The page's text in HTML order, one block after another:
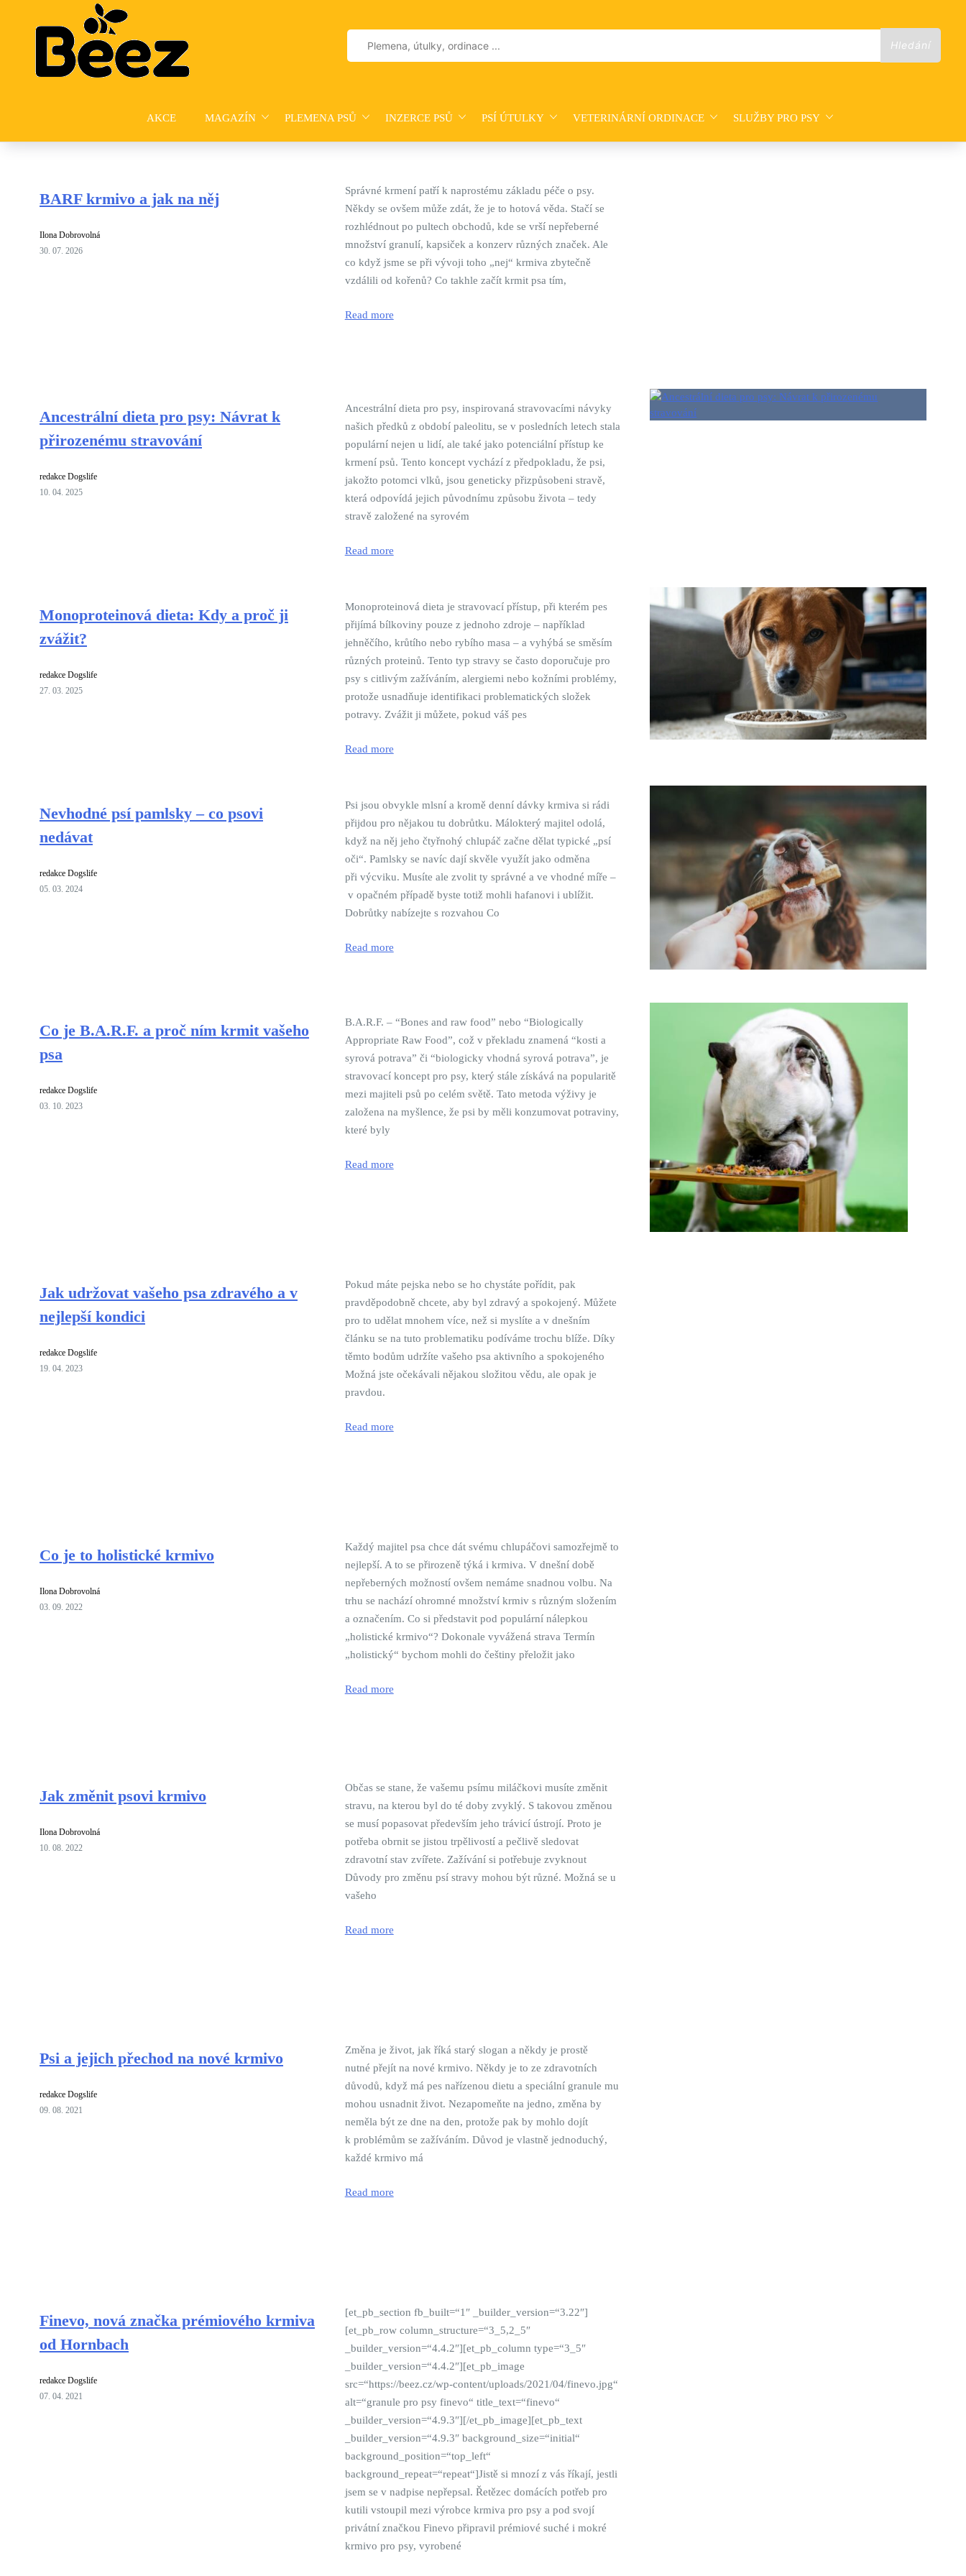
Vyhledávání
AKCE MAGAZÍN PLEMENA PSŮ INZERCE PSŮ PSÍ ÚTULKY VETERINÁRNÍ ORDINACE SLUŽBY PRO PSY
BARF krmivo a jak na něj
Ilona Dobrovolná
30. 07. 2026
Správné krmení patří k naprostému základu péče o psy.
Někdy se ovšem může zdát, že je to hotová věda. Stačí se
rozhlédnout po pultech obchodů, kde se vrší nepřeberné
množství granulí, kapsiček a konzerv různých značek. Ale
co když jsme se při vývoji toho „nej“ krmiva zbytečně
vzdálili od kořenů? Co takhle začít krmit psa tím,
Read more
Ancestrální dieta pro psy: Návrat k
přirozenému stravování
redakce Dogslife
10. 04. 2025
Ancestrální dieta pro psy, inspirovaná stravovacími návyky
našich předků z období paleolitu, se v posledních letech stala
populární nejen u lidí, ale také jako potenciální přístup ke
krmení psů. Tento koncept vychází z předpokladu, že psi,
jakožto potomci vlků, jsou geneticky přizpůsobeni stravě,
která odpovídá jejich původnímu způsobu života – tedy
stravě založené na syrovém
Read more
Monoproteinová dieta: Kdy a proč ji
zvážit?
redakce Dogslife
27. 03. 2025
Monoproteinová dieta je stravovací přístup, při kterém pes
přijímá bílkoviny pouze z jednoho zdroje – například
jehněčího, krůtího nebo rybího masa – a vyhýbá se směsím
různých proteinů. Tento typ stravy se často doporučuje pro
psy s citlivým zažíváním, alergiemi nebo kožními problémy,
protože usnadňuje identifikaci problematických složek
potravy. Zvážit ji můžete, pokud váš pes
Read more
Nevhodné psí pamlsky – co psovi
nedávat
redakce Dogslife
05. 03. 2024
Psi jsou obvykle mlsní a kromě denní dávky krmiva si rádi
přijdou pro nějakou tu dobrůtku. Málokterý majitel odolá,
když na něj jeho čtyřnohý chlupáč začne dělat typické „psí
oči“. Pamlsky se navíc dají skvěle využít jako odměna
při výcviku. Musíte ale zvolit ty správné a ve vhodné míře –
v opačném případě byste totiž mohli hafanovi i ublížit.
Dobrůtky nabízejte s rozvahou Co
Read more
Co je B.A.R.F. a proč ním krmit vašeho
psa
redakce Dogslife
03. 10. 2023
B.A.R.F. – “Bones and raw food” nebo “Biologically
Appropriate Raw Food”, což v překladu znamená “kosti a
syrová potrava” či “biologicky vhodná syrová potrava”, je
stravovací koncept pro psy, který stále získává na popularitě
mezi majiteli psů po celém světě. Tato metoda výživy je
založena na myšlence, že psi by měli konzumovat potraviny,
které byly
Read more
Jak udržovat vašeho psa zdravého a v
nejlepší kondici
redakce Dogslife
19. 04. 2023
Pokud máte pejska nebo se ho chystáte pořídit, pak
pravděpodobně chcete, aby byl zdravý a spokojený. Můžete
pro to udělat mnohem více, než si myslíte a v dnešním
článku se na tuto problematiku podíváme trochu blíže. Díky
těmto bodům udržíte vašeho psa aktivního a spokojeného
Možná jste očekávali nějakou složitou vědu, ale opak je
pravdou.
Read more
Co je to holistické krmivo
Ilona Dobrovolná
03. 09. 2022
Každý majitel psa chce dát svému chlupáčovi samozřejmě to
nejlepší. A to se přirozeně týká i krmiva. V dnešní době
nepřeberných možností ovšem nemáme snadnou volbu. Na
trhu se nachází ohromné množství krmiv s různým složením
a označením. Co si představit pod populární nálepkou
„holistické krmivo“? Dokonale vyvážená strava Termín
„holistický“ bychom mohli do češtiny přeložit jako
Read more
Jak změnit psovi krmivo
Ilona Dobrovolná
10. 08. 2022
Občas se stane, že vašemu psímu miláčkovi musíte změnit
stravu, na kterou byl do té doby zvyklý. S takovou změnou
se musí popasovat především jeho trávicí ústrojí. Proto je
potřeba obrnit se jistou trpělivostí a pečlivě sledovat
zdravotní stav zvířete. Zažívání si potřebuje zvyknout
Důvody pro změnu psí stravy mohou být různé. Možná se u
vašeho
Read more
Psi a jejich přechod na nové krmivo
redakce Dogslife
09. 08. 2021
Změna je život, jak říká starý slogan a někdy je prostě
nutné přejít na nové krmivo. Někdy je to ze zdravotních
důvodů, když má pes nařízenou dietu a speciální granule mu
mohou usnadnit život. Nezapomeňte na jedno, změna by
neměla být ze dne na den, protože pak by mohlo dojít
k problémům se zažíváním. Důvod je vlastně jednoduchý,
každé krmivo má
Read more
Finevo, nová značka prémiového krmiva
od Hornbach
redakce Dogslife
07. 04. 2021
[et_pb_section fb_built=“1″ _builder_version=“3.22″]
[et_pb_row column_structure=“3_5,2_5″
_builder_version=“4.4.2″][et_pb_column type=“3_5″
_builder_version=“4.4.2″][et_pb_image
src=“https://beez.cz/wp-content/uploads/2021/04/finevo.jpg“
alt=“granule pro psy finevo“ title_text=“finevo“
_builder_version=“4.9.3″][/et_pb_image][et_pb_text
_builder_version=“4.9.3″ background_size=“initial“
background_position=“top_left“
background_repeat=“repeat“]Jistě si mnozí z vás říkají, jestli
jsem se v nadpise nepřepsal. Řetězec domácích potřeb pro
kutili vstoupil mezi výrobce krmiva pro psy a pod svojí
privátní značkou Finevo připravil prémiové suché i mokré
krmivo pro psy, vyrobené